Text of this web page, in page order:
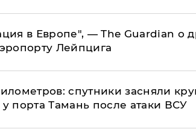
в Европе", — The Guardian о
Лейпцига
спутники засняли
порта Тамань после атаки ВСУ